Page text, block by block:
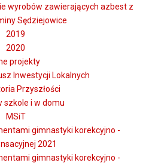
wyrobów zawierających azbest z
Sędziejowice
2019
2020
projekty
Inwestycji Lokalnych
Przyszłości
szkole i w domu
MSiT
gimnastyki korekcyjno -
2021
gimnastyki korekcyjno -